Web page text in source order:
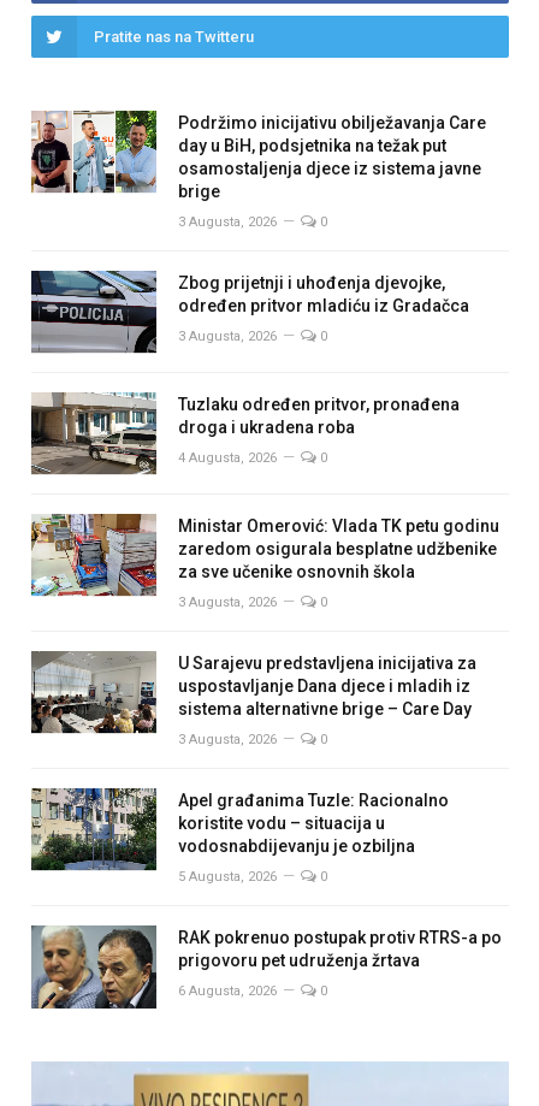
Pratite nas na Twitteru
Podržimo inicijativu obilježavanja Care
day u BiH, podsjetnika na težak put
osamostaljenja djece iz sistema javne
brige
3 Augusta, 2026 0
Zbog prijetnji i uhođenja djevojke,
određen pritvor mladiću iz Gradačca
3 Augusta, 2026 0
Tuzlaku određen pritvor, pronađena
droga i ukradena roba
4 Augusta, 2026 0
Ministar Omerović: Vlada TK petu godinu
zaredom osigurala besplatne udžbenike
za sve učenike osnovnih škola
3 Augusta, 2026 0
U Sarajevu predstavljena inicijativa za
uspostavljanje Dana djece i mladih iz
sistema alternativne brige – Care Day
3 Augusta, 2026 0
Apel građanima Tuzle: Racionalno
koristite vodu – situacija u
vodosnabdijevanju je ozbiljna
5 Augusta, 2026 0
RAK pokrenuo postupak protiv RTRS-a po
prigovoru pet udruženja žrtava
6 Augusta, 2026 0